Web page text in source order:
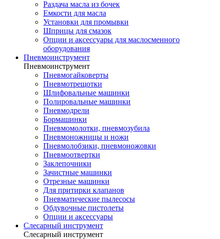
Раздача масла из бочек
Емкости для масла
Установки для промывки
Шприцы для смазок
Опции и аксессуары для маслосменного
оборудования
Пневмоинструмент
Пневмоинструмент
Пневмогайковерты
Пневмотрещотки
Шлифовальные машинки
Полировальные машинки
Пневмодрели
Бормашинки
Пневмомолотки, пневмозубила
Пневмоножницы и ножи
Пневмолобзики, пневмоножовки
Пневмоотвертки
Заклепочники
Зачистные машинки
Отрезные машинки
Для притирки клапанов
Пневматические пылесосы
Обдувочные пистолеты
Опции и аксессуары
Слесарный инструмент
Слесарный инструмент